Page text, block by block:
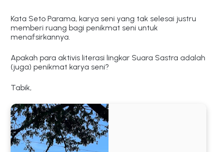
Kata Seto Parama, karya seni yang tak selesai justru
memberi ruang bagi penikmat seni untuk
menafsirkannya.
Apakah para aktivis literasi lingkar Suara Sastra adalah
(juga) penikmat karya seni?
Tabik,